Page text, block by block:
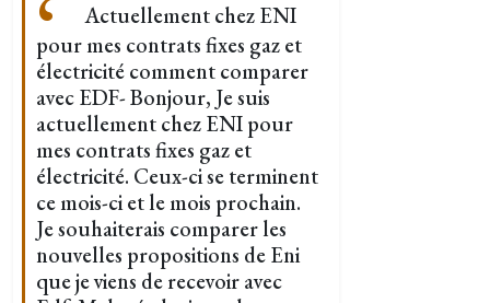
Actuellement chez ENI
pour mes contrats fixes gaz et
électricité comment comparer
avec EDF- Bonjour, Je suis
actuellement chez ENI pour
mes contrats fixes gaz et
électricité. Ceux-ci se terminent
ce mois-ci et le mois prochain.
Je souhaiterais comparer les
nouvelles propositions de Eni
que je viens de recevoir avec